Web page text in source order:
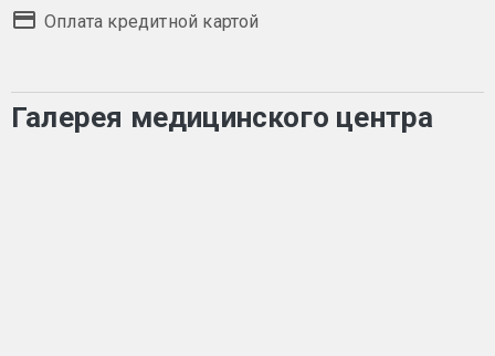
Оплата кредитной картой
Галерея медицинского центра